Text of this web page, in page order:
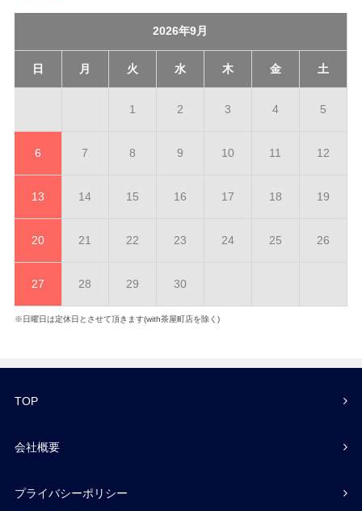
2026年9月
日 月 火 水 木 金 土
1 2 3 4 5
6 7 8 9 10 11 12
13 14 15 16 17 18 19
20 21 22 23 24 25 26
27 28 29 30
※日曜日は定休日とさせて頂きます(with茶屋町店を除く)
TOP
会社概要
プライバシーポリシー